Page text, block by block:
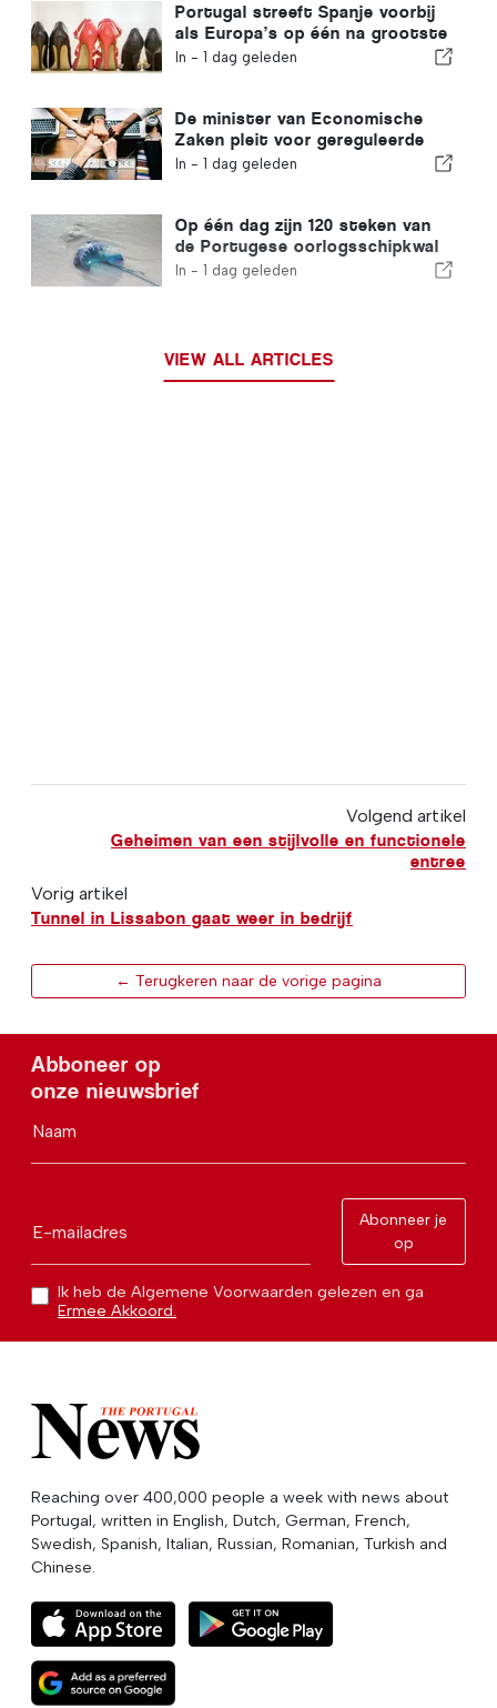
Portugal streeft Spanje voorbij
als Europa’s op één na grootste
schoenenproducent
In - 1 dag geleden
De minister van Economische
Zaken pleit voor gereguleerde
integratie en garandeert een
In - 1 dag geleden
Op één dag zijn 120 steken van
de Portugese oorlogsschipkwal
geregistreerd
In - 1 dag geleden
VIEW ALL ARTICLES
Volgend artikel
Geheimen van een stijlvolle en functionele
entree
Vorig artikel
Tunnel in Lissabon gaat weer in bedrijf
← Terugkeren naar de vorige pagina
Abboneer op
onze nieuwsbrief
Naam
E-mailadres
Abonneer je
op
Ik heb de Algemene Voorwaarden gelezen en ga
Ermee Akkoord.
Reaching over 400,000 people a week with news about
Portugal, written in English, Dutch, German, French,
Swedish, Spanish, Italian, Russian, Romanian, Turkish and
Chinese.